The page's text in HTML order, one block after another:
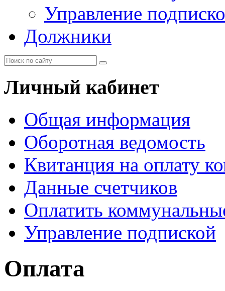
Управление
Должники
Личный кабинет
Общая информация
Оборотная ведомость
Квитанция на оплату
Данные счетчиков
Оплатить
Управление подпиской
Оплата